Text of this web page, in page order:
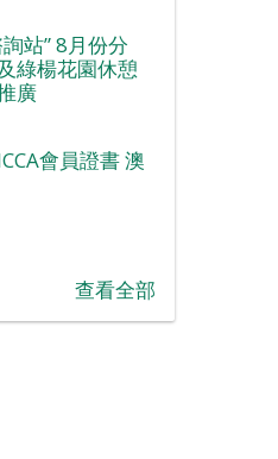
站” 8月份分
綠楊花園休憩
廣
會員證書 澳
查看全部